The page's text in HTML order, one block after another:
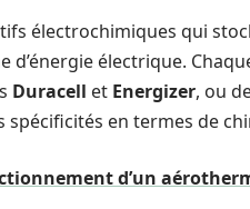
électrochimiques qui
électrique.
Duracell et Energizer, ou
spécificités en termes de
d’un